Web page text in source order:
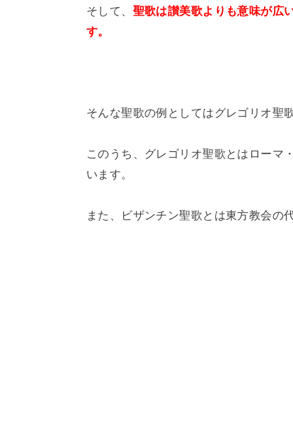
そして、 聖歌は讃美歌よりも意味が広
す。
そんな聖歌の例としてはグレゴリオ聖
このうち、グレゴリオ聖歌とはローマ
います。
また、ビザンチン聖歌とは東方教会の